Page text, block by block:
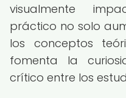
visualmente
práctico no solo
los conceptos
fomenta la
crítico entre los